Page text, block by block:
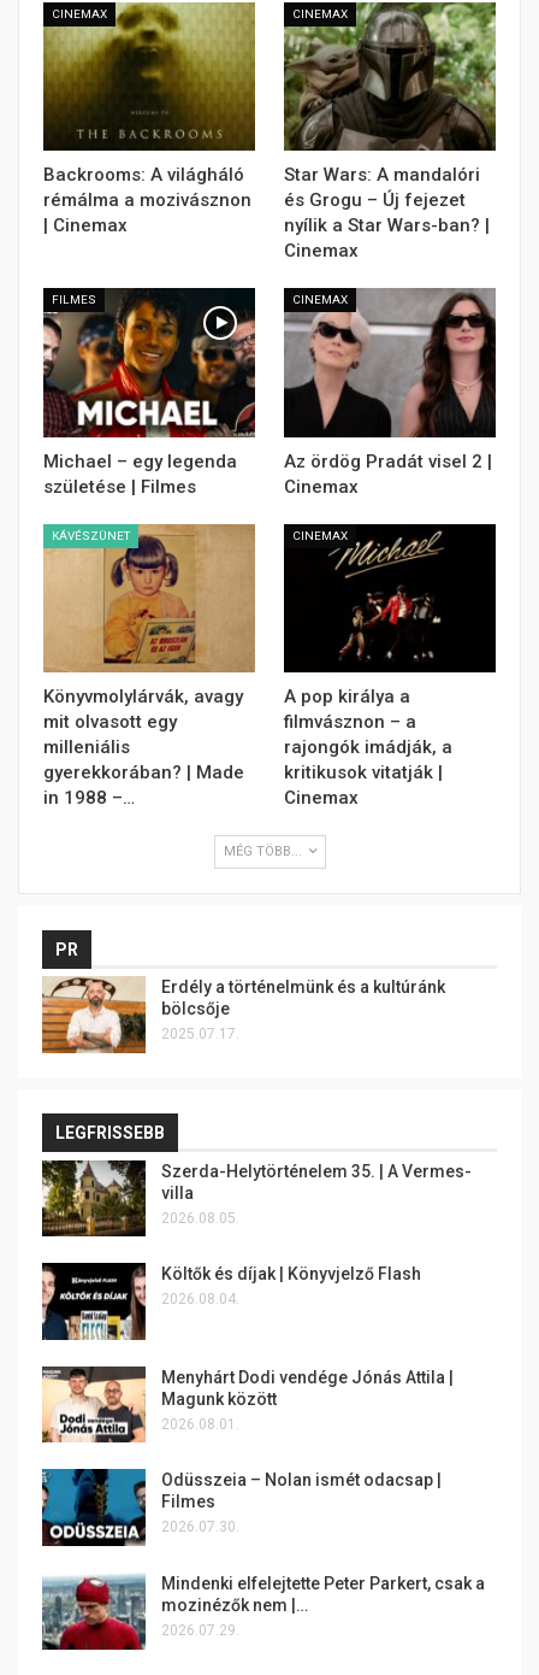
CINEMAX
Backrooms: A világháló
rémálma a mozivásznon
| Cinemax
CINEMAX
Star Wars: A mandalóri
és Grogu – Új fejezet
nyílik a Star Wars-ban? |
Cinemax
FILMES
Michael – egy legenda
születése | Filmes
CINEMAX
Az ördög Pradát visel 2 |
Cinemax
KÁVÉSZÜNET
Könyvmolylárvák, avagy
mit olvasott egy
milleniális
gyerekkorában? | Made
in 1988 –…
CINEMAX
A pop királya a
filmvásznon – a
rajongók imádják, a
kritikusok vitatják |
Cinemax
MÉG TÖBB...
PR
Erdély a történelmünk és a kultúránk
bölcsője
2025.07.17.
LEGFRISSEBB
Szerda-Helytörténelem 35. | A Vermes-
villa
2026.08.05.
Költők és díjak | Könyvjelző Flash
2026.08.04.
Menyhárt Dodi vendége Jónás Attila |
Magunk között
2026.08.01.
Odüsszeia – Nolan ismét odacsap |
Filmes
2026.07.30.
Mindenki elfelejtette Peter Parkert, csak a
mozinézők nem |…
2026.07.29.